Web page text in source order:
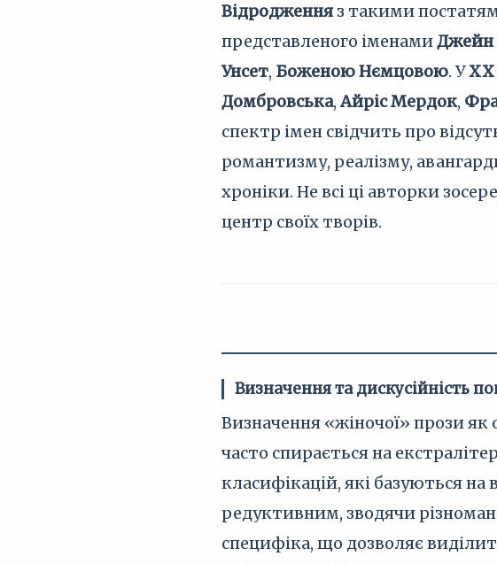
Відродження з такими
представленого іменамиДжейн
Унсет, Боженою Нємцовою. УXX
Домбровська,Айріс Мердок,
спектр імен свідчить про
романтизму, реалізму,
хроніки. Не всі ці авторки
центр своїх творів.
Визначення та дискусійність
Визначення «жіночої» прози як
часто спирається на
класифікацій, які базуються
редуктивним, зводячи
специфіка, що дозволяє